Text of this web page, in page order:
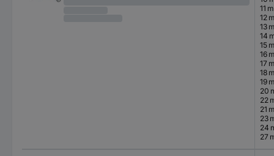
11
12
13
14
15
16
17
18
19
20
22
21
23
24
27